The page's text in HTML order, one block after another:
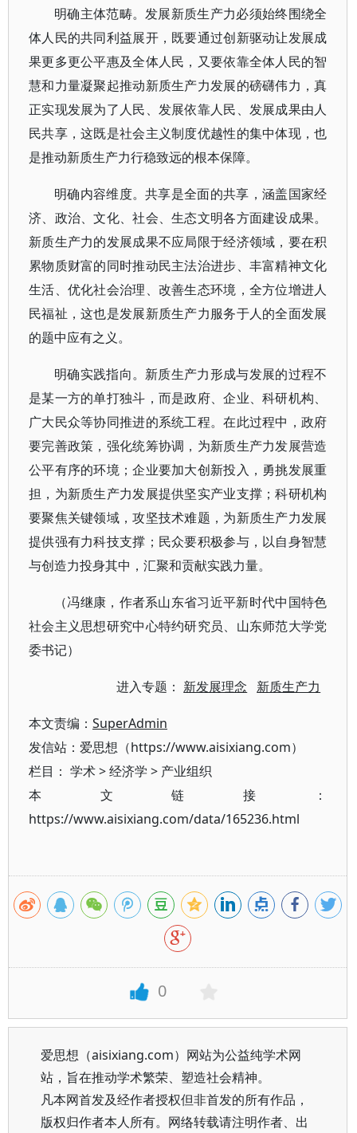
明确主体范畴。发展新质生产力必须始终围绕全
体人民的共同利益展开，既要通过创新驱动让发展成
果更多更公平惠及全体人民，又要依靠全体人民的智
慧和力量凝聚起推动新质生产力发展的磅礴伟力，真
正实现发展为了人民、发展依靠人民、发展成果由人
民共享，这既是社会主义制度优越性的集中体现，也
是推动新质生产力行稳致远的根本保障。
明确内容维度。共享是全面的共享，涵盖国家经
济、政治、文化、社会、生态文明各方面建设成果。
新质生产力的发展成果不应局限于经济领域，要在积
累物质财富的同时推动民主法治进步、丰富精神文化
生活、优化社会治理、改善生态环境，全方位增进人
民福祉，这也是发展新质生产力服务于人的全面发展
的题中应有之义。
明确实践指向。新质生产力形成与发展的过程不
是某一方的单打独斗，而是政府、企业、科研机构、
广大民众等协同推进的系统工程。在此过程中，政府
要完善政策，强化统筹协调，为新质生产力发展营造
公平有序的环境；企业要加大创新投入，勇挑发展重
担，为新质生产力发展提供坚实产业支撑；科研机构
要聚焦关键领域，攻坚技术难题，为新质生产力发展
提供强有力科技支撑；民众要积极参与，以自身智慧
与创造力投身其中，汇聚和贡献实践力量。
（冯继康，作者系山东省习近平新时代中国特色
社会主义思想研究中心特约研究员、山东师范大学党
委书记）
进入专题： 新发展理念 新质生产力
本文责编： SuperAdmin
发信站：爱思想（https://www.aisixiang.com）
栏目： 学术>经济学 > 产业组织
本文链接：
https://www.aisixiang.com/data/165236.html
0
爱思想（aisixiang.com）网站为公益纯学术网
站，旨在推动学术繁荣、塑造社会精神。
凡本网首发及经作者授权但非首发的所有作品，
版权归作者本人所有。网络转载请注明作者、出